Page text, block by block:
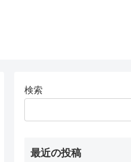
検索
最近の投稿